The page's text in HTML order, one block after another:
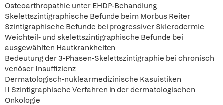
Osteoarthropathie unter EHDP-Behandlung
Skelettszintigraphische Befunde beim Morbus Reiter
Szintigraphische Befunde bei progressiver Sklerodermie
Weichteil- und skelettszintigraphische Befunde bei
ausgewählten Hautkrankheiten
Bedeutung der 3-Phasen-Skelettszintigraphie bei chronisch
venöser Insuffizienz
Dermatologisch-nuklearmedizinische Kasuistiken
II Szintigraphische Verfahren in der dermatologischen
Onkologie